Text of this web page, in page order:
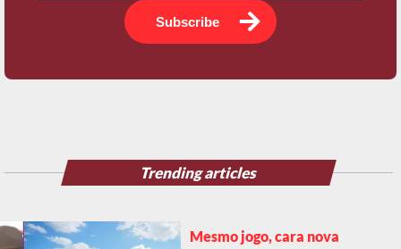
Subscribe
Trending articles
Mesmo jogo, cara nova